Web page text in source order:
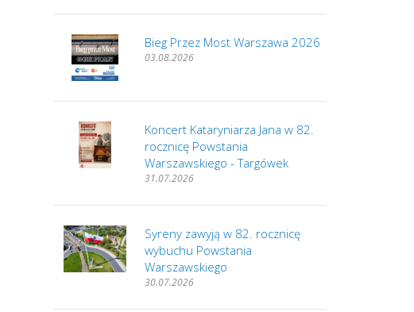
Bieg Przez Most Warszawa 2026
03.08.2026
Koncert Kataryniarza Jana w 82.
rocznicę Powstania
Warszawskiego - Targówek
31.07.2026
Syreny zawyją w 82. rocznicę
wybuchu Powstania
Warszawskiego
30.07.2026